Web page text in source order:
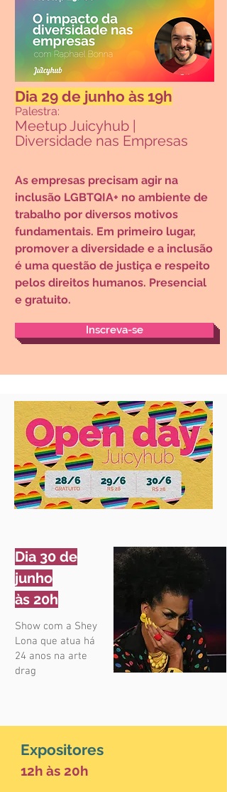
Dia 29 de junho às 19h
Palestra:
Meetup Juicyhub |
Diversidade nas Empresas
As empresas precisam agir na
inclusão LGBTQIA+ no ambiente de
trabalho por diversos motivos
fundamentais. Em primeiro lugar,
promover a diversidade e a inclusão
é uma questão de justiça e respeito
pelos direitos humanos. Presencial
e gratuito.
Inscreva-se
Dia 30 de
junho
às 20h
Show com a Shey
Lona que atua há
24 anos na arte
drag
Expositores
12h às 20h